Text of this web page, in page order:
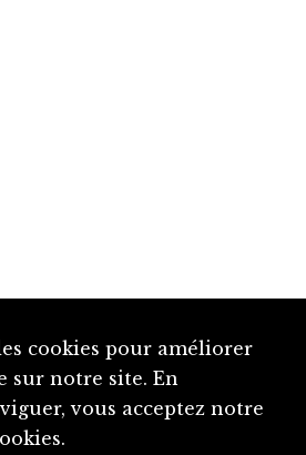
cookies pour améliorer
sur notre site. En
vous acceptez notre